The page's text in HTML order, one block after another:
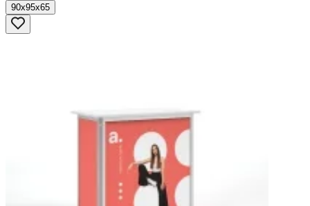
90x95x65